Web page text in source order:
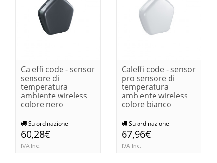
Caleffi code - sensor
sensore di
temperatura
ambiente wireless
colore nero
Su ordinazione
60,28€
IVA Inc.
Caleffi code - sensor
pro sensore di
temperatura
ambiente wireless
colore bianco
Su ordinazione
67,96€
IVA Inc.